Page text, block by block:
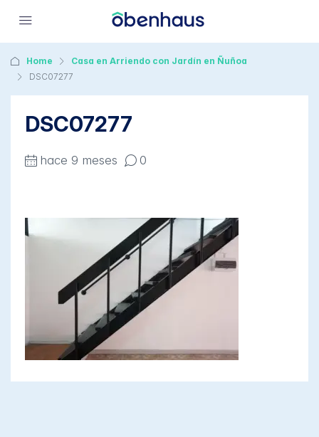
Home
Casa en Arriendo con Jardín en Ñuñoa
DSC07277
DSC07277
hace 9 meses 0